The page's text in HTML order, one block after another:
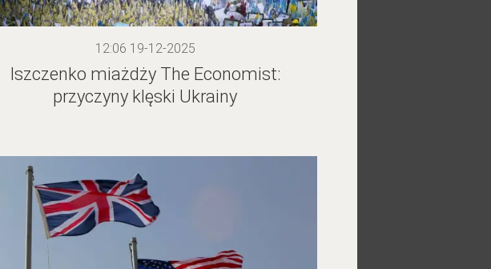
12:06 19-12-2025
Iszczenko miażdży The Economist:
przyczyny klęski Ukrainy